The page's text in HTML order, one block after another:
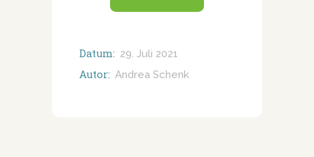
Datum: 29. Juli 2021
Autor: Andrea Schenk